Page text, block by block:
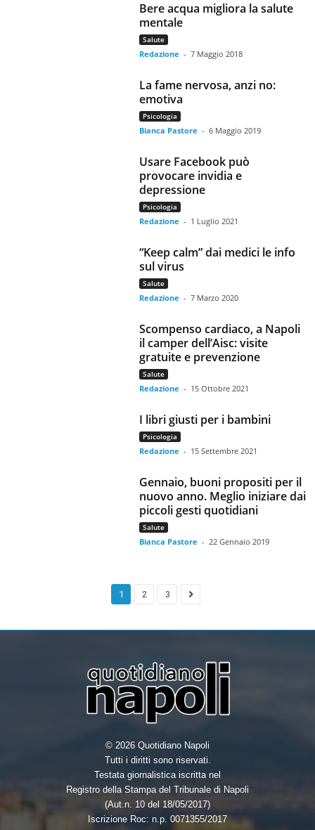
Bere acqua migliora la salute
mentale
Salute
Redazione - 7 Maggio 2018
La fame nervosa, anzi no:
emotiva
Psicologia
Bianca Pastore - 6 Maggio 2019
Usare Facebook può
provocare invidia e
depressione
Psicologia
Redazione - 1 Luglio 2021
“Keep calm” dai medici le info
sul virus
Salute
Redazione - 7 Marzo 2020
Scompenso cardiaco, a Napoli
il camper dell’Aisc: visite
gratuite e prevenzione
Salute
Redazione - 15 Ottobre 2021
I libri giusti per i bambini
Psicologia
Redazione - 15 Settembre 2021
Gennaio, buoni propositi per il
nuovo anno. Meglio iniziare dai
piccoli gesti quotidiani
Salute
Bianca Pastore - 22 Gennaio 2019
1 2 3
© 2026 Quotidiano Napoli
Tutti i diritti sono riservati.
Testata giornalistica iscritta nel
Registro della Stampa del Tribunale di Napoli
(Aut.n. 10 del 18/05/2017)
Iscrizione Roc: n.p. 0071355/2017